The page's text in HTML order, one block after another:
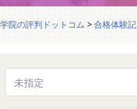
院の評判ドットコム >合格体験記